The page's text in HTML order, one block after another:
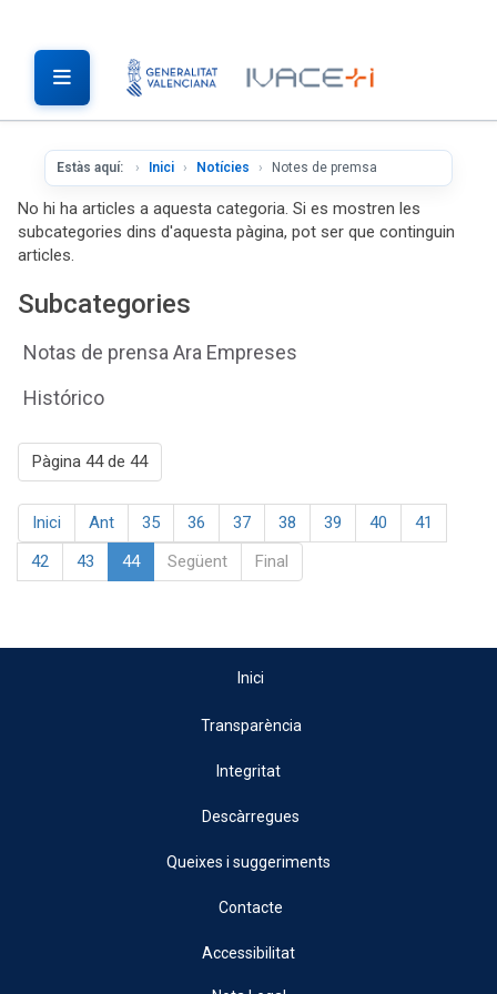
Estàs aquí: Inici Notícies Notes de premsa
No hi ha articles a aquesta categoria. Si es mostren les
subcategories dins d'aquesta pàgina, pot ser que continguin
articles.
Subcategories
Notas de prensa Ara Empreses
Histórico
Pàgina 44 de 44
Inici Ant 35 36 37 38 39 40
41
42
43 44 Següent Final
Inici
Transparència
Integritat
Descàrregues
Queixes i suggeriments
Contacte
Accessibilitat